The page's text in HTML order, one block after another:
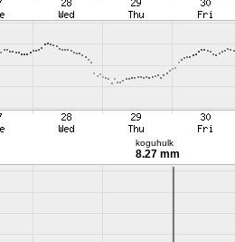
koguhulk
8.27 mm